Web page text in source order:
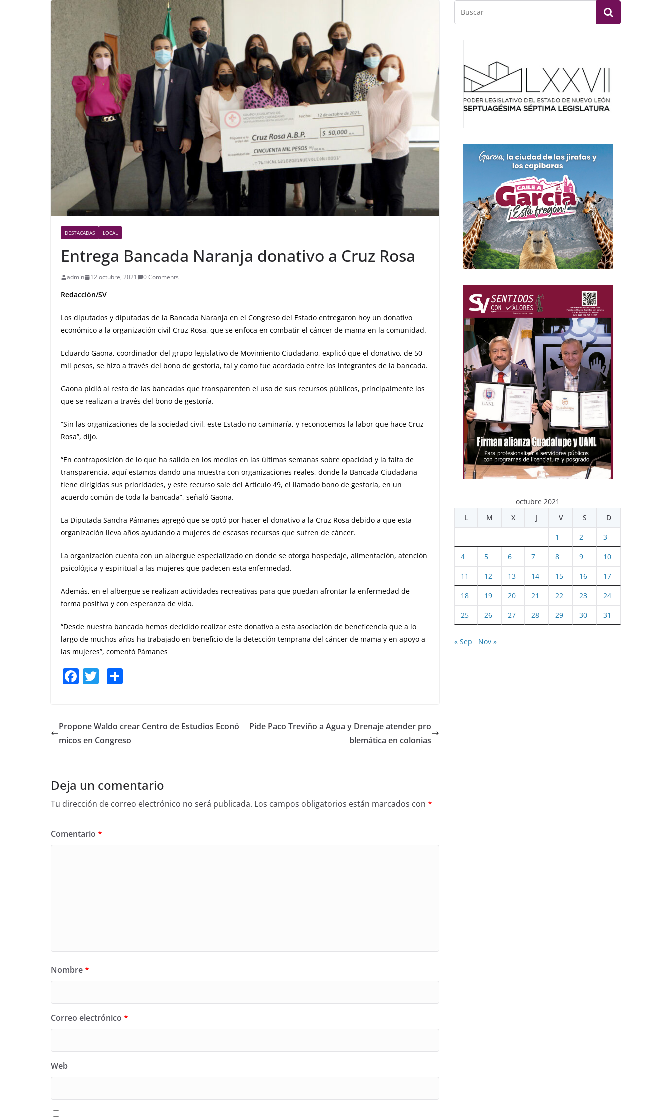
DESTACADAS LOCAL
Entrega Bancada Naranja donativo a Cruz Rosa
admin 12 octubre, 2021 0 Comments
Redacción/SV
Los diputados y diputadas de la Bancada Naranja en el Congreso del Estado entregaron hoy un donativo
económico a la organización civil Cruz Rosa, que se enfoca en combatir el cáncer de mama en la comunidad.
Eduardo Gaona, coordinador del grupo legislativo de Movimiento Ciudadano, explicó que el donativo, de 50
mil pesos, se hizo a través del bono de gestoría, tal y como fue acordado entre los integrantes de la bancada.
Gaona pidió al resto de las bancadas que transparenten el uso de sus recursos públicos, principalmente los
que se realizan a través del bono de gestoría.
“Sin las organizaciones de la sociedad civil, este Estado no caminaría, y reconocemos la labor que hace Cruz
Rosa”, dijo.
“En contraposición de lo que ha salido en los medios en las últimas semanas sobre opacidad y la falta de
transparencia, aquí estamos dando una muestra con organizaciones reales, donde la Bancada Ciudadana
tiene dirigidas sus prioridades, y este recurso sale del Artículo 49, el llamado bono de gestoría, en un
acuerdo común de toda la bancada”, señaló Gaona.
La Diputada Sandra Pámanes agregó que se optó por hacer el donativo a la Cruz Rosa debido a que esta
organización lleva años ayudando a mujeres de escasos recursos que sufren de cáncer.
La organización cuenta con un albergue especializado en donde se otorga hospedaje, alimentación, atención
psicológica y espiritual a las mujeres que padecen esta enfermedad.
Además, en el albergue se realizan actividades recreativas para que puedan afrontar la enfermedad de
forma positiva y con esperanza de vida.
“Desde nuestra bancada hemos decidido realizar este donativo a esta asociación de beneficencia que a lo
largo de muchos años ha trabajado en beneficio de la detección temprana del cáncer de mama y en apoyo a
las mujeres”, comentó Pámanes
F
e
b
k
T
er e
Propone Waldo crear Centro de Estudios Econó
micos en Congreso
Pide Paco Treviño a Agua y Drenaje atender pro
blemática en colonias
Deja un comentario
Tu dirección de correo electrónico no será publicada. Los campos obligatorios están marcados con *
Comentario *
Nombre*
Correo electrónico *
Web
octubre 2021
L
M X J V S D
1 2 3
4 5 6 7 8 9 10
11 12 13 14 15 16 17
18 19 20 21 22 23 24
25 26 27 28 29 30 31
« Sep Nov »